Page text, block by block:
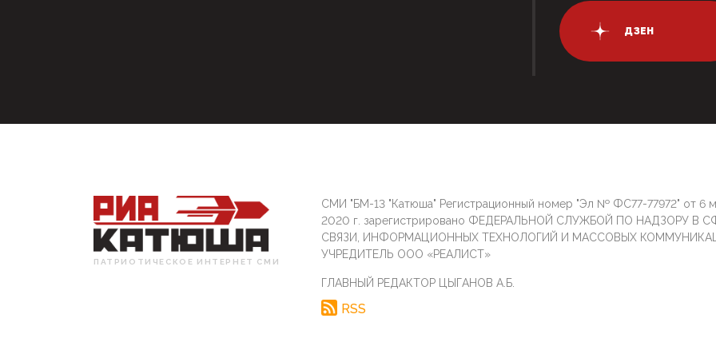
ДЗЕН
ПАТРИОТИЧЕСКОЕ ИНТЕРНЕТ СМИ
СМИ "БМ-13 "Катюша" Регистрационный номер "Эл № ФС77-77972" от 6
2020 г. зарегистрировано ФЕДЕРАЛЬНОЙ СЛУЖБОЙ ПО НАДЗОРУ В
СВЯЗИ, ИНФОРМАЦИОННЫХ ТЕХНОЛОГИЙ И МАССОВЫХ
УЧРЕДИТЕЛЬ ООО «РЕАЛИСТ»
ГЛАВНЫЙ РЕДАКТОР ЦЫГАНОВ А.Б.
RSS